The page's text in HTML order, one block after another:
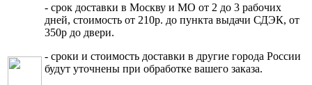
- срок доставки в Москву и МО от 2 до 3 рабочих
дней, стоимость от 210р. до пункта выдачи СДЭК, от
350р до двери.
- сроки и стоимость доставки в другие города России
будут уточнены при обработке вашего заказа.